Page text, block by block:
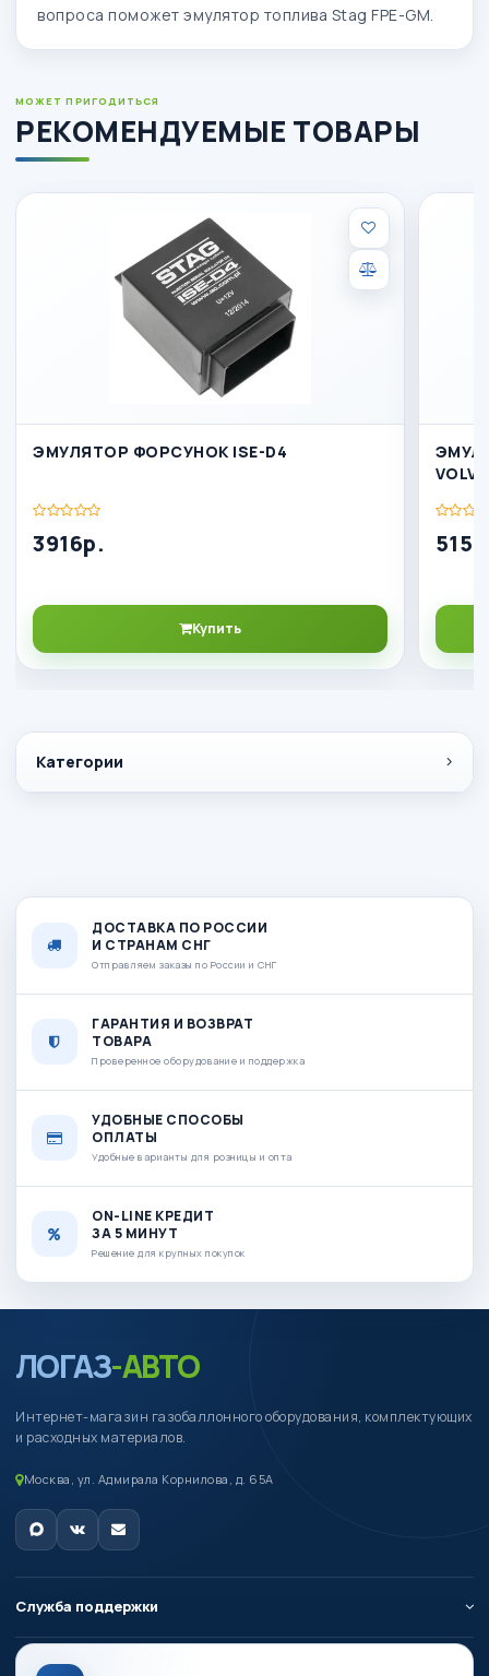
Категории
вопроса поможет эмулятор топлива Stag FPE-GM.
МОЖЕТ ПРИГОДИТЬСЯ
РЕКОМЕНДУЕМЫЕ ТОВАРЫ
ЭМУЛЯТОР ФОРСУНОК ISE-D4
3916р.
Купить
ДОСТАВКА ПО РОССИИ
И СТРАНАМ СНГ
Отправляем заказы по России и СНГ
ГАРАНТИЯ И ВОЗВРАТ
ТОВАРА
Проверенное оборудование и поддержка
УДОБНЫЕ СПОСОБЫ
ОПЛАТЫ
Удобные варианты для розницы и опта
ON-LINE КРЕДИТ
ЗА 5 МИНУТ
Решение для крупных покупок
ЛОГАЗ-АВТО
Интернет-магазин газобаллонного оборудования, комплектующих
и расходных материалов.
Москва, ул. Адмирала Корнилова, д. 65А
Служба поддержки
О компании